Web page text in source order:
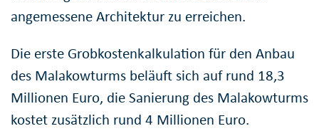
angemessene Architektur zu erreichen.
Die erste Grobkostenkalkulation für den Anbau
des Malakowturms beläuft sich auf rund 18,3
Millionen Euro, die Sanierung des Malakowturms
kostet zusätzlich rund 4 Millionen Euro.